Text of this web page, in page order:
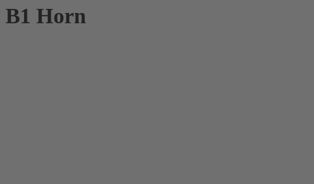
B1 Horn